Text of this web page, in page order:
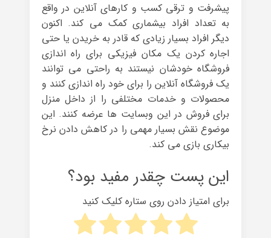
پیشرفت و ترقی کسب و کارهای آنلاین در واقع
به تعداد افراد بیشماری کمک می کند. اکنون
دیگر افراد بسیار زیادی که قادر به خریدن یا حتی
اجاره کردن یک مکان فیزیکی برای راه اندازی
فروشگاه خودشان نیستند به راحتی می توانند
یک فروشگاه آنلاین را برای خود راه اندازی کنند و
محصولات و خدمات مختلفی را از داخل منزل
برای فروش در این وبسایت ها عرضه کنند. این
موضوع نقش بسیار مهمی را در کاهش دادن نرخ
بیکاری بازی می کند.
این پست چقدر مفید بود؟
برای امتیاز دادن روی ستاره کلیک کنید